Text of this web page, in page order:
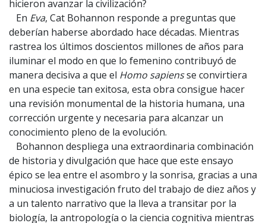
hicieron avanzar la civilización?
En Eva, Cat Bohannon responde a preguntas que
deberían haberse abordado hace décadas. Mientras
rastrea los últimos doscientos millones de años para
iluminar el modo en que lo femenino contribuyó de
manera decisiva a que el Homo sapiensse convirtiera
en una especie tan exitosa, esta obra consigue hacer
una revisión monumental de la historia humana, una
corrección urgente y necesaria para alcanzar un
conocimiento pleno de la evolución.
Bohannon despliega una extraordinaria combinación
de historia y divulgación que hace que este ensayo
épico se lea entre el asombro y la sonrisa, gracias a una
minuciosa investigación fruto del trabajo de diez años y
a un talento narrativo que la lleva a transitar por la
biología, la antropología o la ciencia cognitiva mientras